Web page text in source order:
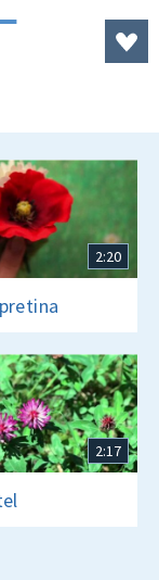
2:20
2:17